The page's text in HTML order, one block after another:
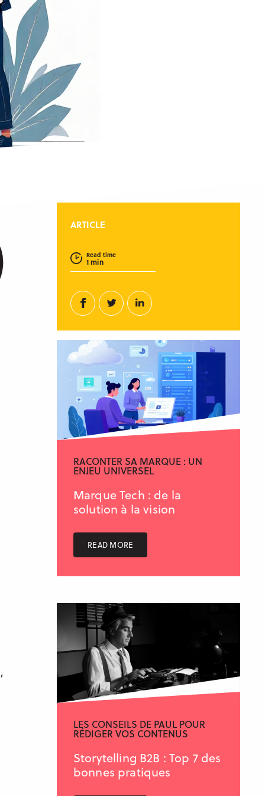
ARTICLE
Read time
1 min
Facebook
Twitter
RACONTER SA MARQUE : UN
ENJEU UNIVERSEL
Marque Tech : de la
solution à la vision
READ MORE
LES CONSEILS DE PAUL POUR
RÉDIGER VOS CONTENUS
Storytelling B2B : Top 7 des
bonnes pratiques